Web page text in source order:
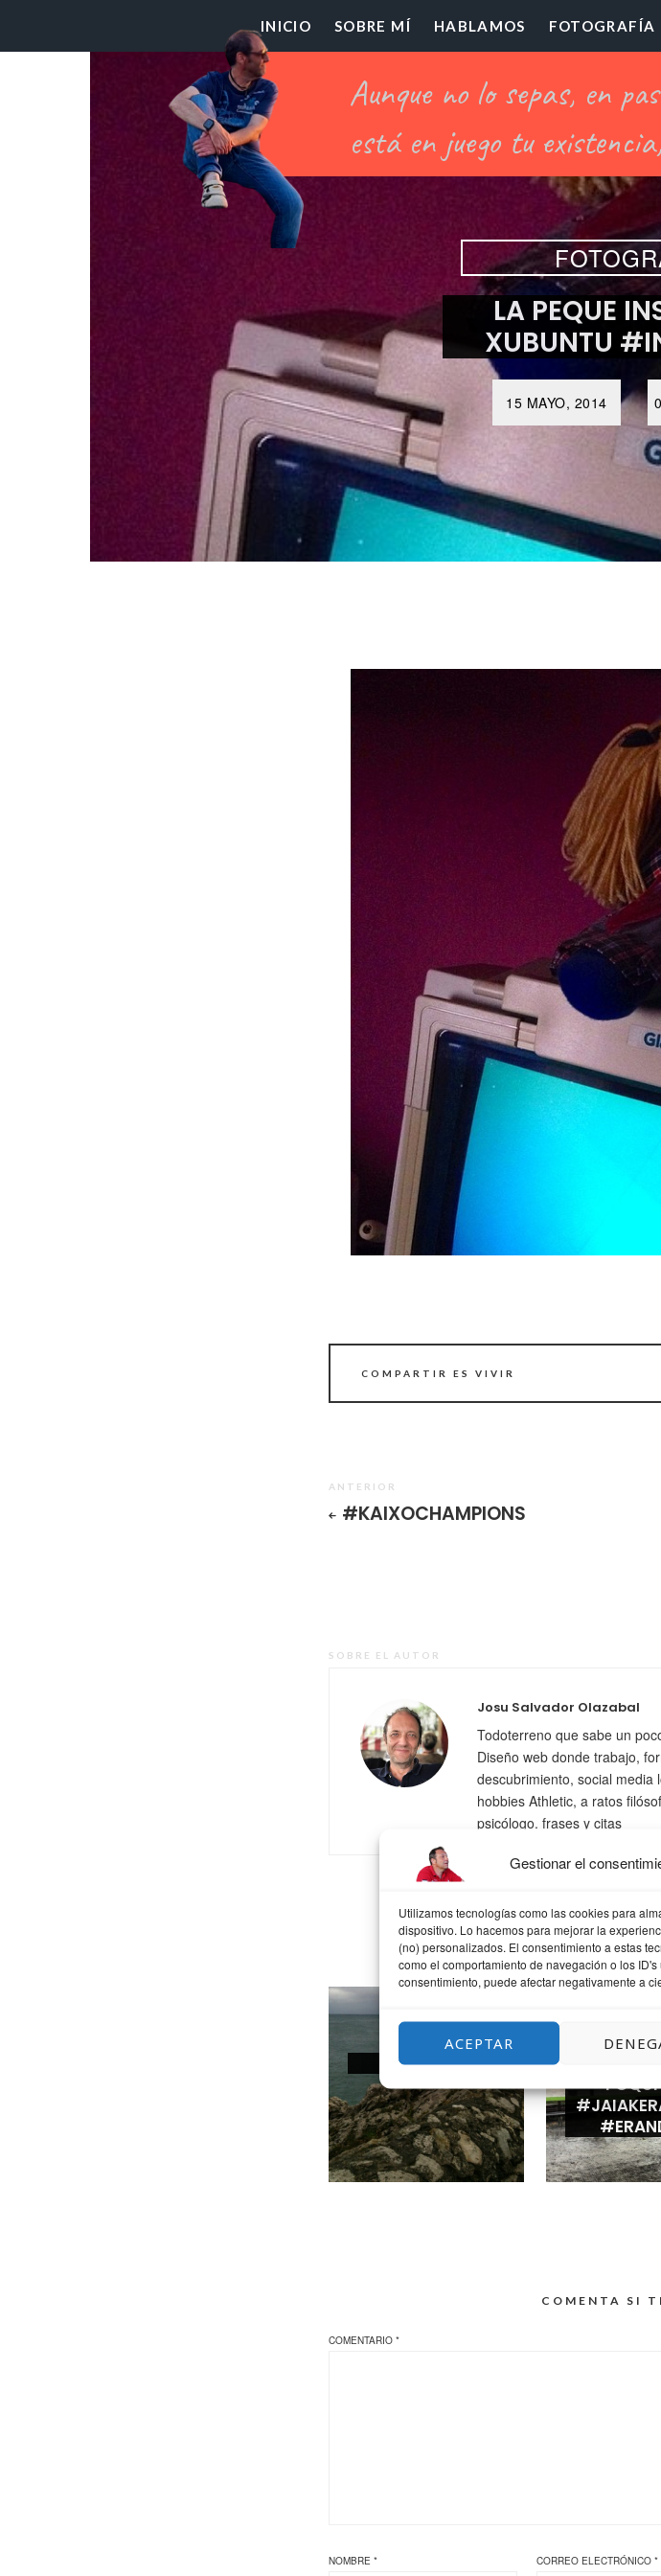
Gestionar el
Utilizamos tecnologías como las cookies para
dispositivo. Lo hacemos para mejorar la
(no) personalizados. El consentimiento a estas
como el comportamiento de navegación o los
consentimiento, puede afectar negativamente a
ACEPTAR
El
Profesor
Chillón
INICIO SOBRE MÍ HABLAMOS FOTOGRAFÍA
LA PEQUE
XUBUNTU
15 MAYO, 2014
COMPARTIR ES VIVIR
ANTERIOR
#KAIXOCHAMPIONS
SOBRE EL AUTOR
Josu Salvador Olazabal
Todoterreno que sabe un
Diseño web donde trabajo,
descubrimiento, social media
hobbies Athletic, a ratos
psicólogo. frases y citas
QUIZÁS TE
AFOTANDO
COMENTA SI
COMENTARIO *
NOMBRE * CORREO ELECTRÓNICO*